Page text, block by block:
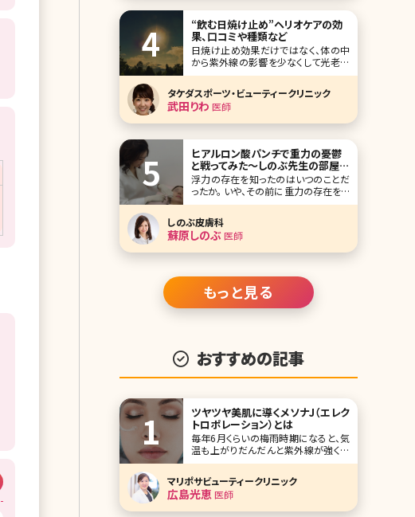
もしれません
“飲む日焼け止め”ヘリオケアの効
果、口コミや種類など
日焼け止め効果だけではなく、体の中
から紫外線の影響を少なくして光老化
や皮膚疾患が起こるリスクを低減して
くれるヘリオケア。店頭では販売されて
いませんが、どこで購入できるのでしょ
うか。価格と合わせてチェックしていき
ましょう。 2-1.ヘリオケ
タケダスポーツ・ビューティークリニック
武田りわ 医師
ヒアルロン酸パンチで重力の憂鬱
と戦ってみた～しのぶ先生の部屋
vol.2～
浮力の存在を知ったのはいつのことだ
ったか。 いや、その前に重力の存在をい
つ知ったのか。 地球は、磁石みたいに、
私をくっつけて離さない。 確かに宇宙
に放り出されたくない。まあ行ってはみ
たいけど、人間のいない世界は嫌だ。
しかし、地球よ、一言言わせて。 「“皮
しのぶ皮膚科
蘇原しのぶ医師
もっと見る
おすすめの記事
ツヤツヤ美肌に導くメソナJ（エレク
トロポレーション）とは
毎年6月くらいの梅雨時期になると、気
温も上がりだんだんと紫外線が強くな
ってきます。湿気はあるのになぜか乾
燥するなと思われる方も多いのではな
いでしょうか。気温と湿度が高いことに
よって汗や皮脂が出ており、汗が蒸発
することによって肌が乾燥してしまい、
マリポサビューティークリニック
広島光恵 医師